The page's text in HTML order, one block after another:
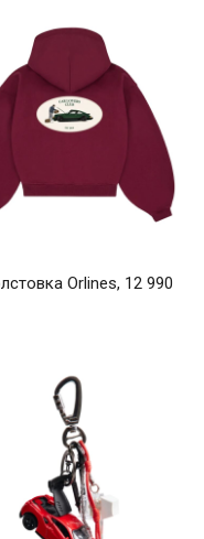
Orlines, 12 990